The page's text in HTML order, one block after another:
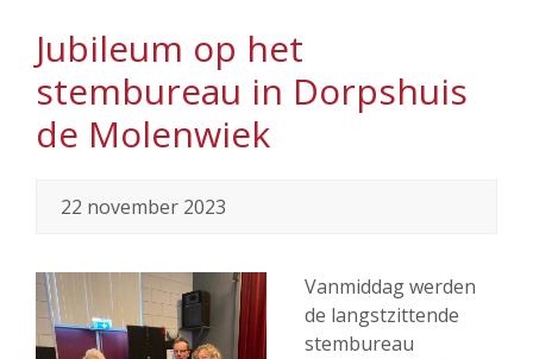
Jubileum op het
stembureau in Dorpshuis
de Molenwiek
22 november 2023
Vanmiddag werden
de langstzittende
stembureau